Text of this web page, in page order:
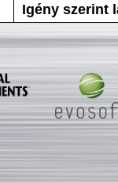
Igény szerint